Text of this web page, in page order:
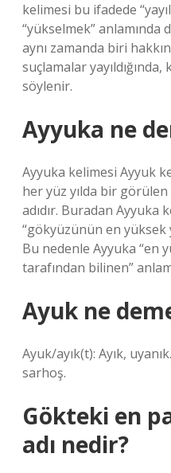
kelimesi bu ifadede
“yükselmek” anlamında
aynı zamanda biri
suçlamalar
söylenir.
Ayyuka ne
Ayyuka kelimesi Ayyuk
her yüz yılda bir görülen
adıdır. Buradan Ayyuka
“gökyüzünün en yüksek
Bu nedenle Ayyuka “en
tarafından bilinen”
Ayuk ne
Ayuk/ayık(t): Ayık,
sarhoş.
Gökteki en
adı nedir?